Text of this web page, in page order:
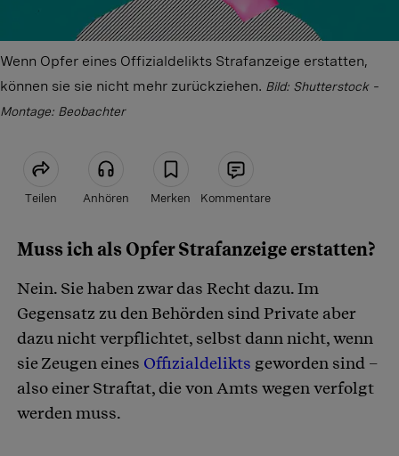
Wenn Opfer eines Offizialdelikts Strafanzeige erstatten,
können sie sie nicht mehr zurückziehen. Bild: Shutterstock –
Montage: Beobachter
Teilen Anhören Merken Kommentare
Artikel teilen
Muss ich als Opfer Strafanzeige erstatten?
Nein. Sie haben zwar das Recht dazu. Im
Gegensatz zu den Behörden sind Private aber
dazu nicht verpflichtet, selbst dann nicht, wenn
sie Zeugen eines Offizialdelikts geworden sind –
also einer Straftat, die von Amts wegen verfolgt
werden muss.